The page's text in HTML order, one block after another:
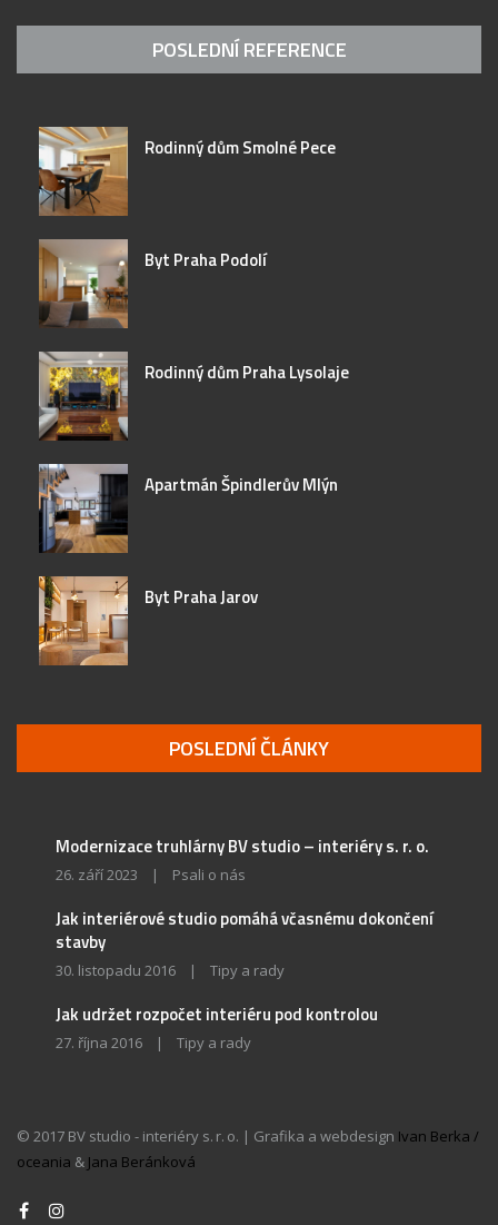
POSLEDNÍ REFERENCE
Rodinný dům Smolné Pece
Byt Praha Podolí
Rodinný dům Praha Lysolaje
Apartmán Špindlerův Mlýn
Byt Praha Jarov
POSLEDNÍ ČLÁNKY
Modernizace truhlárny BV studio – interiéry s. r. o.
26. září 2023 | Psali o nás
Jak interiérové studio pomáhá včasnému dokončení
stavby
30. listopadu 2016 | Tipy a rady
Jak udržet rozpočet interiéru pod kontrolou
27. října 2016 | Tipy a rady
© 2017 BV studio - interiéry s. r. o. | Grafika a webdesign Ivan Berka /
oceania & Jana Beránková